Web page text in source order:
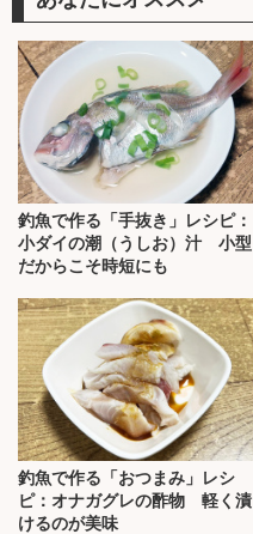
釣魚で作る「手抜き」レシピ：
小ダイの潮（うしお）汁 小型
だからこそ時短にも
釣魚で作る「おつまみ」レシ
ピ：オナガグレの酢物 軽く漬
けるのが美味